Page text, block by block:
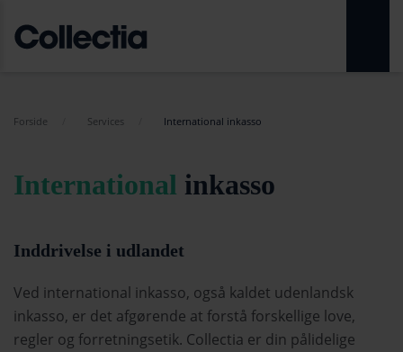
Forside Services International inkasso
International inkasso
Inddrivelse i udlandet
Ved international inkasso, også kaldet udenlandsk
inkasso, er det afgørende at forstå forskellige love,
regler og forretningsetik. Collectia er din pålidelige